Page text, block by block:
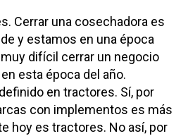
Cerrar una cosechadora es
y estamos en una época
difícil cerrar un negocio
esta época del año.
en tractores. Sí, por
con implementos es más
hoy es tractores. No así, por